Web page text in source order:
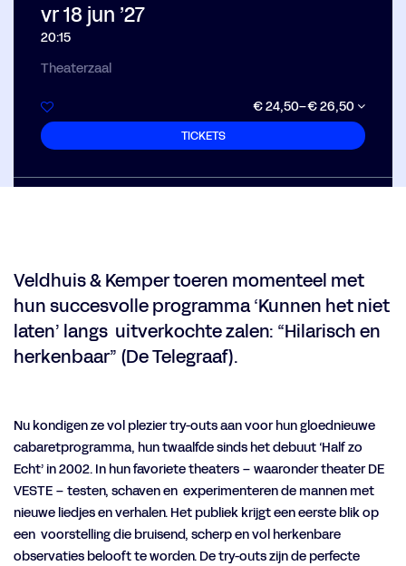
vr 18 jun ’27
20:15
Theaterzaal
€ 24,50–€ 26,50
TICKETS
Veldhuis & Kemper toeren momenteel met
hun succesvolle programma ‘Kunnen het niet
laten’ langs uitverkochte zalen: “Hilarisch en
herkenbaar” (De Telegraaf).
Nu kondigen ze vol plezier try-outs aan voor hun gloednieuwe
cabaretprogramma, hun twaalfde sinds het debuut ‘Half zo
Echt’ in 2002. In hun favoriete theaters – waaronder theater DE
VESTE – testen, schaven en experimenteren de mannen met
nieuwe liedjes en verhalen. Het publiek krijgt een eerste blik op
een voorstelling die bruisend, scherp en vol herkenbare
observaties belooft te worden. De try-outs zijn de perfecte